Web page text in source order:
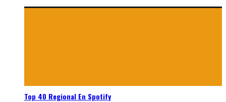
Top 40 Regional En Spotify